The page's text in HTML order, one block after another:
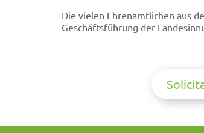
Die vielen Ehrenamtlichen aus
Geschäftsführung der